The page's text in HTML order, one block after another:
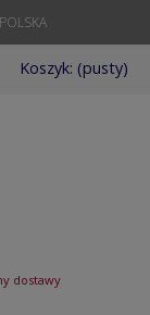
Koszyk: (pusty)
dostawy